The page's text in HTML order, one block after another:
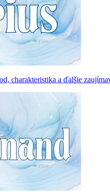
charakteristika a ďalšie